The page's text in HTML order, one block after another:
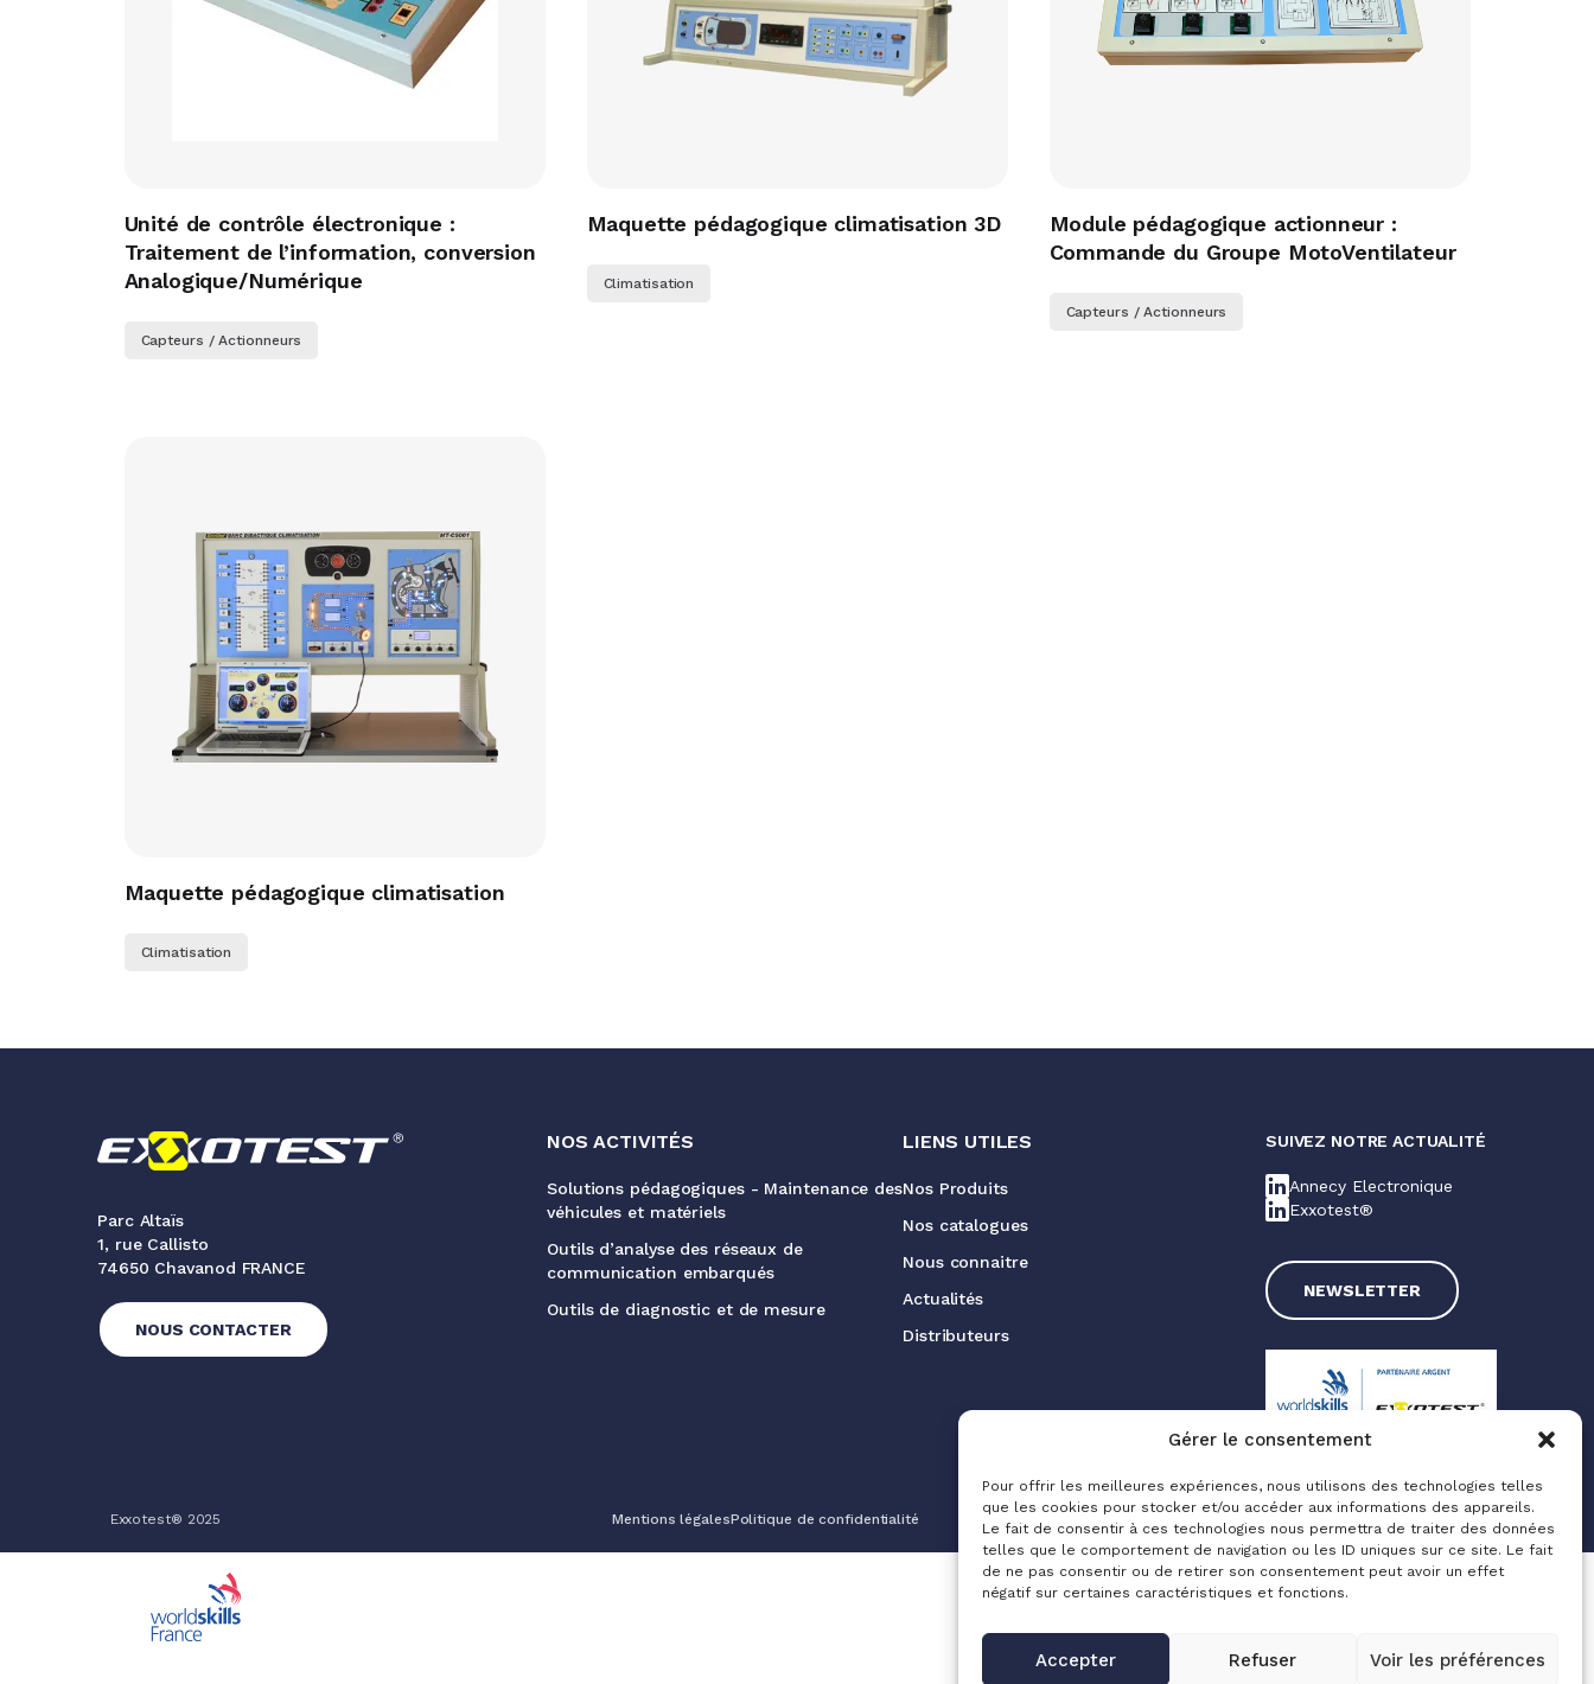
Gérer le consentement
Pour offrir les meilleures expériences, nous utilisons des technologies telles
que les cookies pour stocker et/ou accéder aux informations des appareils.
Le fait de consentir à ces technologies nous permettra de traiter des données
telles que le comportement de navigation ou les ID uniques sur ce site. Le fait
de ne pas consentir ou de retirer son consentement peut avoir un effet
négatif sur certaines caractéristiques et fonctions.
Accepter Refuser Voir les préférences
Unité de contrôle électronique :
Traitement de l’information, conversion
Analogique/Numérique
Capteurs / Actionneurs
Maquette pédagogique climatisation 3D
Climatisation
Module pédagogique actionneur :
Commande du Groupe MotoVentilateur
Capteurs / Actionneurs
Maquette pédagogique climatisation
Climatisation
Parc Altaïs
1, rue Callisto
74650 Chavanod FRANCE
NOUS CONTACTER
NOS ACTIVITÉS
Solutions pédagogiques - Maintenance des
véhicules et matériels
Outils d’analyse des réseaux de
communication embarqués
Outils de diagnostic et de mesure
LIENS UTILES
Nos Produits
Nos catalogues
Nous connaitre
Actualités
Distributeurs
SUIVEZ NOTRE ACTUALITÉ
Annecy Electronique
Exxotest®
NEWSLETTER
Exxotest® 2025 Mentions légalesPolitique de confidentialité Made with love byAltimax